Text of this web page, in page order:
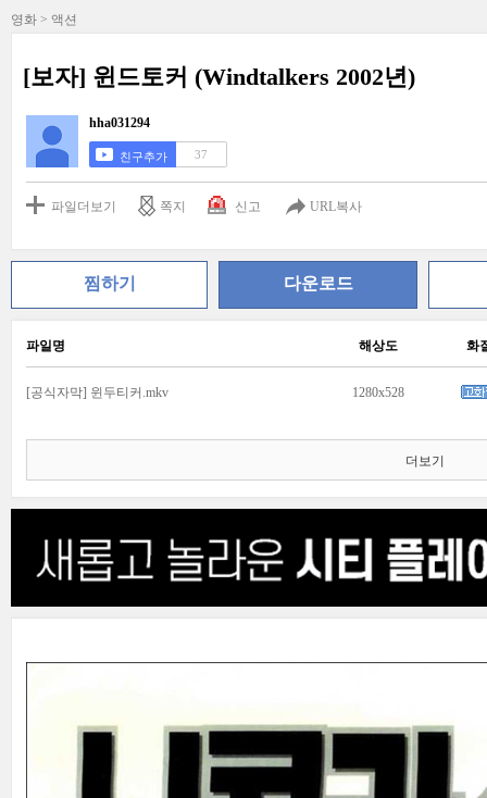
영화 > 액션
[보자] 윈드토커 (Windtalkers 2002년)
hha031294
친구추가 37
파일더보기 쪽지 신고 URL복사
찜하기 다운로드
파일명 해상도 화
[공식자막] 윈두티커.mkv 1280x528
더보기